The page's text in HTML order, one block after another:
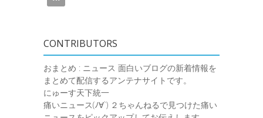
CONTRIBUTORS
おまとめ : ニュース 面白いブログの新着情報を
まとめて配信するアンテナサイトです。
にゅーす天下統一
痛いニュース(ﾉ∀`) ２ちゃんねるで見つけた痛い